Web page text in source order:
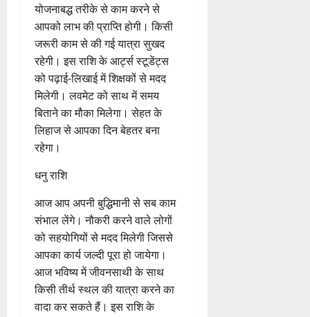
आज रुका हुआ धन वापस मिलेगा
जिससे आपको राहत महसूस होगी।
व्यापार में साझेदारी से आपको लाभ
होगा। आज आप समाजिक कार्यों में
सहयोग देने की सोचेंगे। व्यापार में
योजनाबद्ध तरीके से काम करने से
आपको लाभ की प्राप्ति होगी। किसी
जरूरी काम से की गई यात्रा सुखद
रहेगी। इस राशि के आर्ट्स स्टूडेंट्स
को पढ़ाई-लिखाई में शिक्षकों से मदद
मिलेगी। लवमेट को साथ में समय
बिताने का मौका मिलेगा। सेहत के
लिहाज से आपका दिन बेहतर बना
रहेगा।
धनु राशि
आज आप अपनी बुद्धिमानी से सब काम